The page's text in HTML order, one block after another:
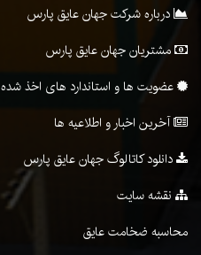
درباره شرکت جهان عایق پارس
مشتریان جهان عایق پارس
عضویت ها و استاندارد های اخذ شده
آخرین اخبار و اطلاعیه ها
دانلود کاتالوگ جهان عایق پارس
نقشه سایت
محاسبه ضخامت عایق